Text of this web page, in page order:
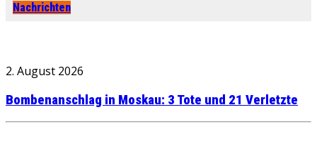
Nachrichten
2. August 2026
Bombenanschlag in Moskau: 3 Tote und 21 Verletzte